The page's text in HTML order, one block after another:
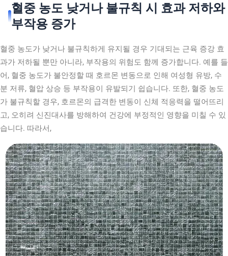
혈중 농도 낮거나 불규칙 시 효과 저하와
부작용 증가
혈중 농도가 낮거나 불규칙하게 유지될 경우 기대되는 근육 증강 효
과가 저하될 뿐만 아니라, 부작용의 위험도 함께 증가합니다. 예를 들
어, 혈중 농도가 불안정할 때 호르몬 변동으로 인해 여성형 유방, 수
분 저류, 혈압 상승 등 부작용이 유발되기 쉽습니다. 또한, 혈중 농도
가 불규칙할 경우, 호르몬의 급격한 변동이 신체 적응력을 떨어뜨리
고, 오히려 신진대사를 방해하여 건강에 부정적인 영향을 미칠 수 있
습니다. 따라서,